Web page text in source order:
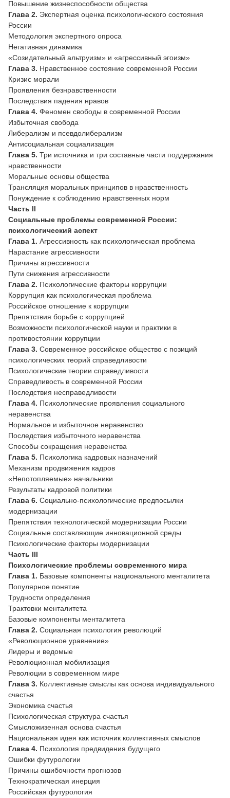
Повышение жизнеспособности общества
Глава 2. Экспертная оценка психологического состояния
России
Методология экспертного опроса
Негативная динамика
«Созидательный альтруизм» и «агрессивный эгоизм»
Глава 3. Нравственное состояние современной России
Кризис морали
Проявления безнравственности
Последствия падения нравов
Глава 4. Феномен свободы в современной России
Избыточная свобода
Либерализм и псевдолиберализм
Антисоциальная социализация
Глава 5. Три источника и три составные части поддержания
нравственности
Моральные основы общества
Трансляция моральных принципов в нравственность
Понуждение к соблюдению нравственных норм
Часть II
Социальные проблемы современной России:
психологический аспект
Глава 1. Агрессивность как психологическая проблема
Нарастание агрессивности
Причины агрессивности
Пути снижения агрессивности
Глава 2. Психологические факторы коррупции
Коррупция как психологическая проблема
Российское отношение к коррупции
Препятствия борьбе с коррупцией
Возможности психологической науки и практики в
противостоянии коррупции
Глава 3. Современное российское общество с позиций
психологических теорий справедливости
Психологические теории справедливости
Справедливость в современной России
Последствия несправедливости
Глава 4. Психологические проявления социального
неравенства
Нормальное и избыточное неравенство
Последствия избыточного неравенства
Способы сокращения неравенства
Глава 5. Психологика кадровых назначений
Механизм продвижения кадров
«Непотопляемые» начальники
Результаты кадровой политики
Глава 6. Социально-психологические предпосылки
модернизации
Препятствия технологической модернизации России
Социальные составляющие инновационной среды
Психологические факторы модернизации
Часть III
Психологические проблемы современного мира
Глава 1. Базовые компоненты национального менталитета
Популярное понятие
Трудности определения
Трактовки менталитета
Базовые компоненты менталитета
Глава 2. Социальная психология революций
«Революционное уравнение»
Лидеры и ведомые
Революционная мобилизация
Революции в современном мире
Глава 3. Коллективные смыслы как основа индивидуального
счастья
Экономика счастья
Психологическая структура счастья
Смысложизенная основа счастья
Национальная идея как источник коллективных смыслов
Глава 4. Психология предвидения будущего
Ошибки футурологии
Причины ошибочности прогнозов
Технократическая инерция
Российская футурология